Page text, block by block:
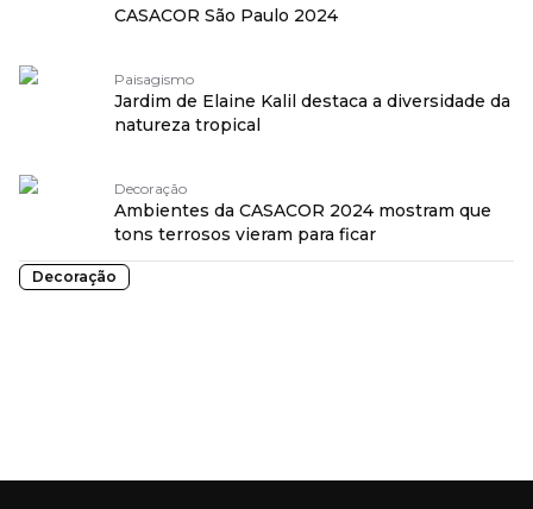
CASACOR São Paulo 2024
Paisagismo
Jardim de Elaine Kalil destaca a diversidade da
natureza tropical
Decoração
Ambientes da CASACOR 2024 mostram que
tons terrosos vieram para ficar
Decoração